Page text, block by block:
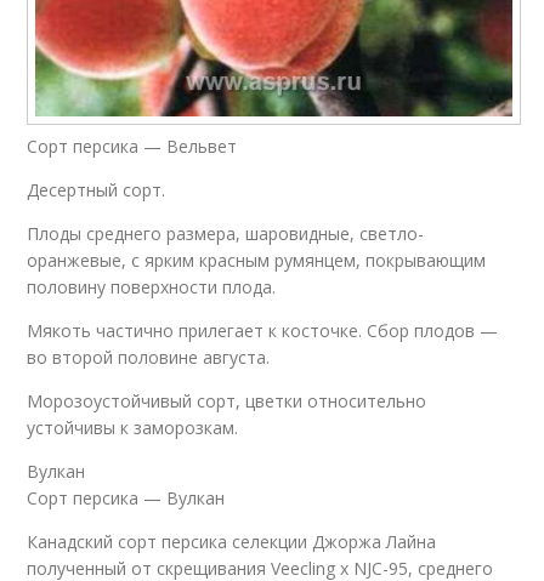
Сорт персика — Вельвет
Десертный сорт.
Плоды среднего размера, шаровидные, светло-
оранжевые, с ярким красным румянцем, покрывающим
половину поверхности плода.
Мякоть частично прилегает к косточке. Сбор плодов —
во второй половине августа.
Морозоустойчивый сорт, цветки относительно
устойчивы к заморозкам.
Вулкан
Сорт персика — Вулкан
Канадский сорт персика селекции Джоржа Лайна
полученный от скрещивания Veecling x NJC-95, среднего